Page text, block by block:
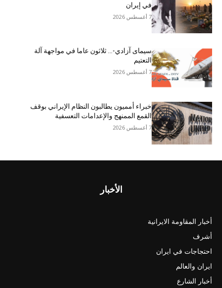
في إيران
7 أغسطس 2026
سيمای آزادي-… ثلاثون عاما في مواجهة آلة
التعتيم
7 أغسطس 2026
خبراء أمميون يطالبون النظام الإيراني بوقف
القمع الممنهج والإعدامات التعسفية
7 أغسطس 2026
الأخبار
أخبار المقاومة الايرانية
أشرف
احتجاجات في ايران
ايران والعالم
أخبار الشارع